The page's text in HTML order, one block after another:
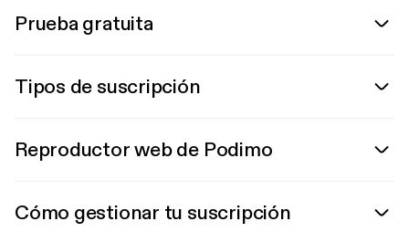
Prueba gratuita
Tipos de suscripción
Reproductor web de Podimo
Cómo gestionar tu suscripción